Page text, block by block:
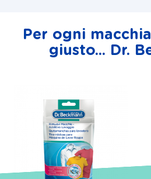
Per ogni
giusto... Dr.